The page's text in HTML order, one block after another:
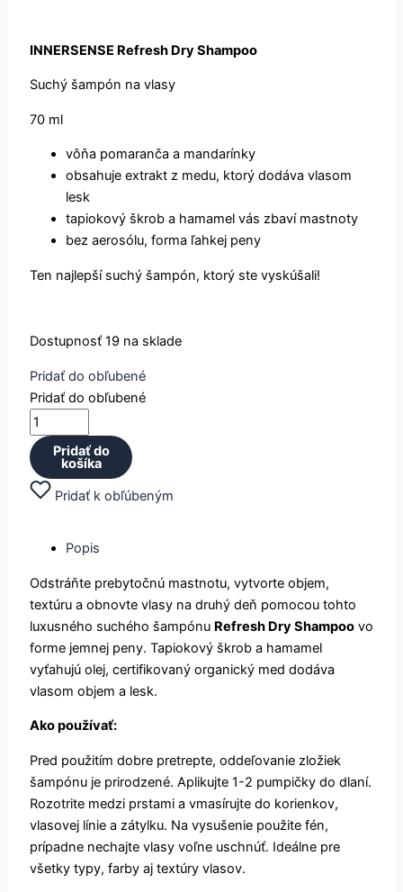
INNERSENSE Refresh Dry Shampoo
Suchý šampón na vlasy
70 ml
vôňa pomaranča a mandarínky
obsahuje extrakt z medu, ktorý dodáva vlasom
lesk
tapiokový škrob a hamamel vás zbaví mastnoty
bez aerosólu, forma ľahkej peny
Ten najlepší suchý šampón, ktorý ste vyskúšali!
Dostupnosť 19 na sklade
Pridať do obľubené
Pridať do obľubené
INNERSENSE
Refresh
Dry
Shampoo
—
suchý
šampón
na
Pridať do
košíka
Pridať k obľúbeným
Popis
Odstráňte prebytočnú mastnotu, vytvorte objem,
textúru a obnovte vlasy na druhý deň pomocou tohto
luxusného suchého šampónu Refresh Dry Shampoovo
forme jemnej peny. Tapiokový škrob a hamamel
vyťahujú olej, certifikovaný organický med dodáva
vlasom objem a lesk.
Ako používať:
Pred použitím dobre pretrepte, oddeľovanie zložiek
šampónu je prirodzené. Aplikujte 1-2 pumpičky do dlaní.
Rozotrite medzi prstami a vmasírujte do korienkov,
vlasovej línie a zátylku. Na vysušenie použite fén,
prípadne nechajte vlasy voľne uschnúť. Ideálne pre
všetky typy, farby aj textúry vlasov.